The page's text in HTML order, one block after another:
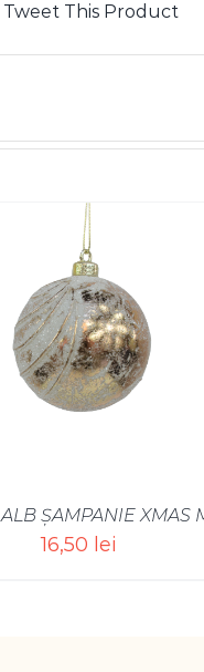
Tweet This Product
ȘAMPANIE XMAS
16,50 lei